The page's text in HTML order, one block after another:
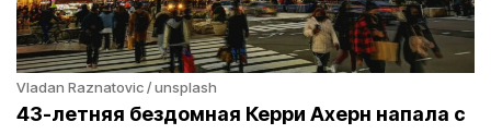
Vladan Raznatovic / unsplash
43-летняя бездомная Керри Ахерн напала с